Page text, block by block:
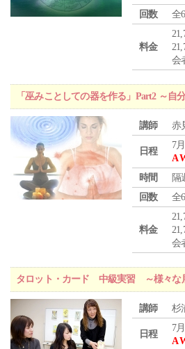
回数
全
料金
会
「巫みことしての器を作る」Part2 ～自
講師 赤
日程
7
A
時間
隔
回数
全
料金
会
タロット・カード 中級実習 ～様々な
講師 杉
日程
7
A